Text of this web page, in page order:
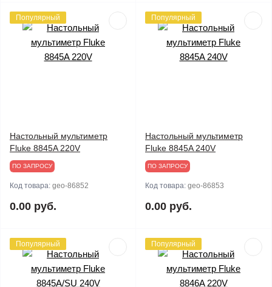
Популярный
Настольный мультиметр
Fluke 8845A 220V
ПО ЗАПРОСУ
Код товара: geo-86852
0.00 руб.
Популярный
Настольный мультиметр
Fluke 8845A 240V
ПО ЗАПРОСУ
Код товара: geo-86853
0.00 руб.
Популярный Популярный